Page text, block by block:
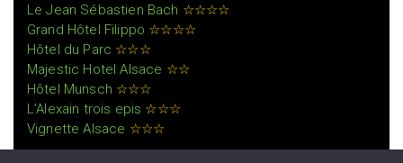
Le Jean Sébastien Bach ☆☆☆☆
Grand Hôtel Filippo ☆☆☆☆
Hôtel du Parc ☆☆☆
Majestic Hotel Alsace ☆☆
Hôtel Munsch ☆☆☆
L’Alexain trois epis ☆☆☆
Vignette Alsace ☆☆☆